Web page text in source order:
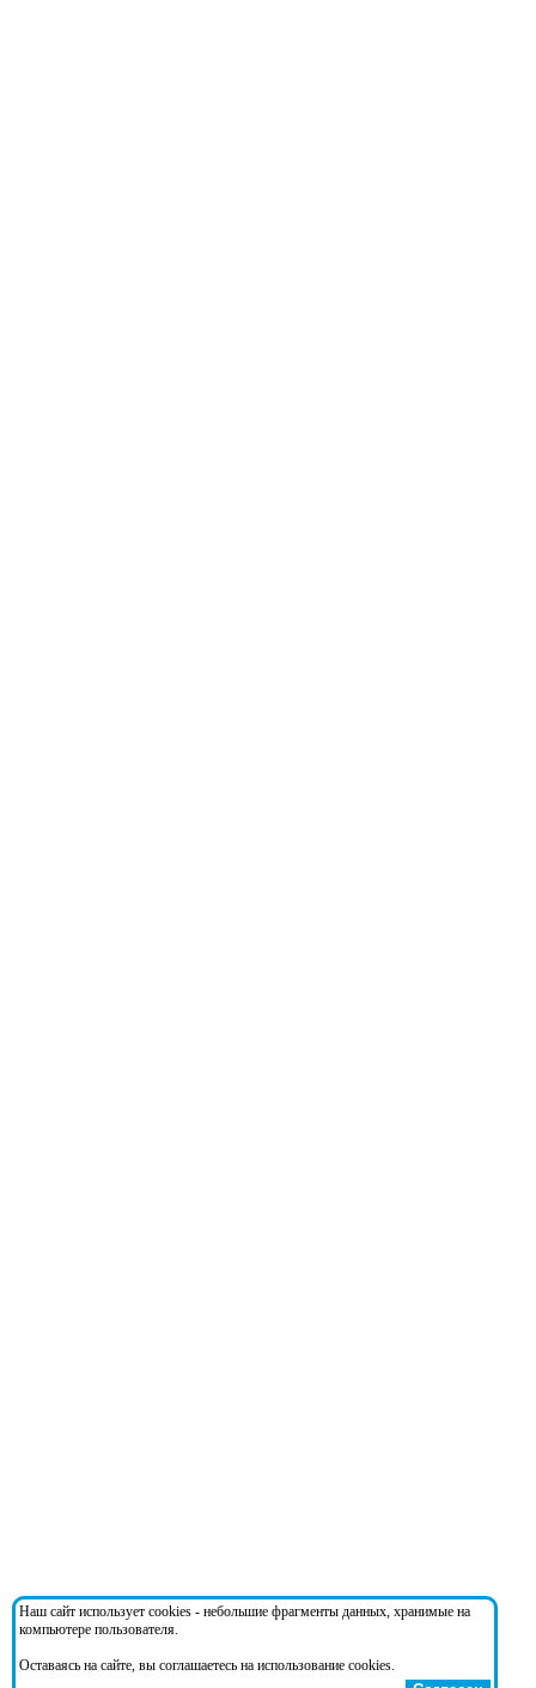
Наш сайт использует cookies - небольшие фрагменты данных, хранимые на
компьютере пользователя.
Оставаясь на сайте, вы соглашаетесь на использование cookies.